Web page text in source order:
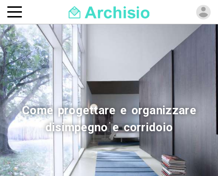
Come progettare e organizzare
disimpegno e corridoio